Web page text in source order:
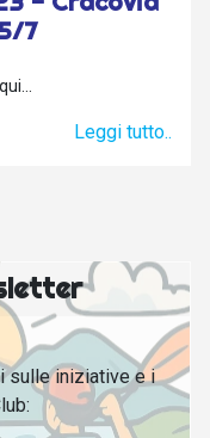
7
Leggi tutto..
sulle iniziative e i